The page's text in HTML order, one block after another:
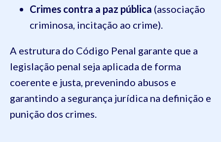
Crimes contra a paz pública (associação
criminosa, incitação ao crime).
A estrutura do Código Penal garante que a
legislação penal seja aplicada de forma
coerente e justa, prevenindo abusos e
garantindo a segurança jurídica na definição e
punição dos crimes.